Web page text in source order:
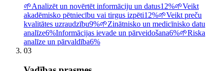
🌱Analizēt un novērtēt informāciju un datus12%🌱Veikt
akadēmisko pētniecību vai tirgus izpēti12%🌱Veikt preču
kvalitātes uzraudzību9%🌱Zinātnisko un medicīnisko datu
analīze6%Informācijas ievade un pārveidošana6%🌱Riska
analīze un pārvaldība6%
03